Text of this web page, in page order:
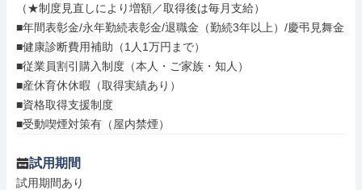
（★制度見直しにより増額／取得後は毎月支給）
■年間表彰金/永年勤続表彰金/退職金（勤続3年以上）/慶弔見舞金
■健康診断費用補助（1人1万円まで）
■従業員割引購入制度（本人・ご家族・知人）
■産休育休休暇（取得実績あり）
■資格取得支援制度
■受動喫煙対策有（屋内禁煙）
試用期間
試用期間あり